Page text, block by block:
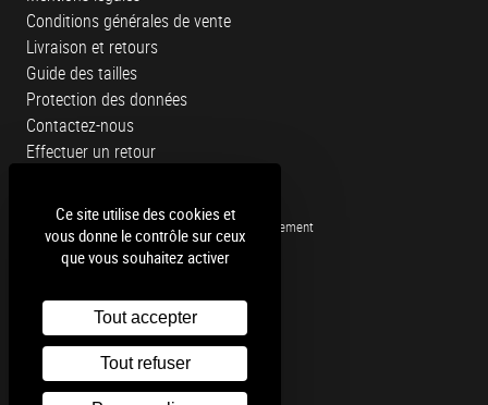
Conditions générales de vente
Livraison et retours
Guide des tailles
Protection des données
Contactez-nous
Effectuer un retour
Livraison gratuite en magasin
Livraison en France métropolitaine uniquement
Retour et échange gratuit
Paiement 100% sécurisé
FacebookInstagram
Ce site utilise des cookies et
vous donne le contrôle sur ceux
que vous souhaitez activer
Tout accepter
Tout refuser